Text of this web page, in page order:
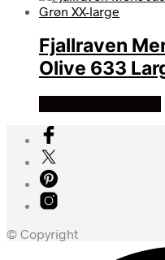
Fjallraven
Olive 633
© Copyright